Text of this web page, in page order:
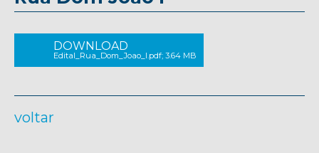
DOWNLOAD
Edital_Rua_Dom_Joao_I.pdf; 3.64 MB
voltar